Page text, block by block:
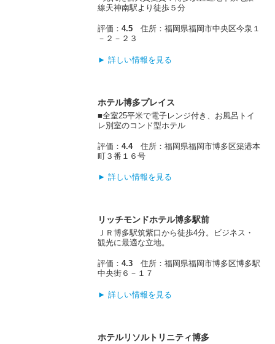
線天神南駅より徒歩５分
評価：4.5 住所：福岡県福岡市中央区今泉１
－２－２３
► 詳しい情報を見る
ホテル博多プレイス
■全室25平米で電子レンジ付き、お風呂トイ
レ別室のコンド型ホテル
評価：4.4住所：福岡県福岡市博多区築港本
町３番１６号
► 詳しい情報を見る
リッチモンドホテル博多駅前
ＪＲ博多駅筑紫口から徒歩4分。ビジネス・
観光に最適な立地。
評価：4.3 住所：福岡県福岡市博多区博多駅
中央街６－１７
► 詳しい情報を見る
ホテルリソルトリニティ博多